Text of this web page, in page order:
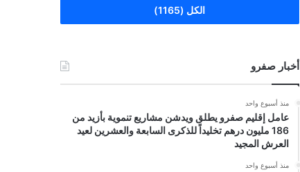
الكل (1165)
أخبار صفرو
منذ أسبوع واحد
عامل إقليم صفرو يطلق ويدشن مشاريع تنموية بأزيد من
186 مليون درهم تخليداً للذكرى السابعة والعشرين لعيد
العرش المجيد
منذ أسبوع واحد